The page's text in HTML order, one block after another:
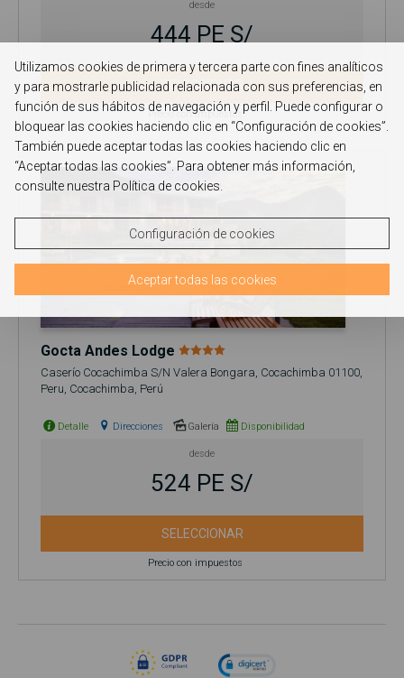
desde
444 PE S/
SELECCIONAR
Precio con impuestos
Gocta Andes Lodge
Caserío Cocachimba S/N Valera Bongara, Cocachimba 01100,
Peru, Cocachimba, Perú
Detalle Direcciones Galería Disponibilidad
desde
524 PE S/
SELECCIONAR
Precio con impuestos
Utilizamos cookies de primera y tercera parte con fines analíticos
y para mostrarle publicidad relacionada con sus preferencias, en
función de sus hábitos de navegación y perfil. Puede configurar o
bloquear las cookies haciendo clic en “Configuración de cookies”.
También puede aceptar todas las cookies haciendo clic en
“Aceptar todas las cookies”. Para obtener más información,
consulte nuestra Política de cookies.
Configuración de cookies
Aceptar todas las cookies